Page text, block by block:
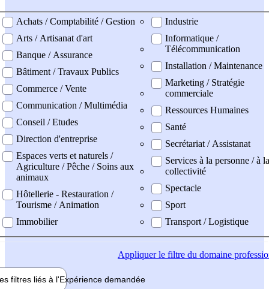
professionel
Achats / Comptabilité / Gestion
Arts / Artisanat d'art
Banque / Assurance
Bâtiment / Travaux Publics
Commerce / Vente
Communication / Multimédia
Conseil / Etudes
Direction d'entreprise
Espaces verts et naturels /
Agriculture / Pêche / Soins aux
animaux
Hôtellerie - Restauration /
Tourisme / Animation
Immobilier
Industrie
Informatique /
Télécommunication
Installation / Maintenance
Marketing / Stratégie
commerciale
Ressources Humaines
Santé
Secrétariat / Assistanat
Services à la personne / à la
collectivité
Spectacle
Sport
Transport / Logistique
Appliquerle filtre du domaine
filtres liés à l'Expérience demandée